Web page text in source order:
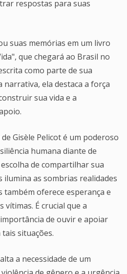
respostas para suas
suas memórias em um livro
que chegará ao Brasil no
como parte de sua
narrativa, ela destaca a força
sua vida e a
Gisèle Pelicot é um poderoso
humana diante de
de compartilhar sua
ilumina as sombrias realidades
também oferece esperança e
É crucial que a
de ouvir e apoiar
situações.
a necessidade de um